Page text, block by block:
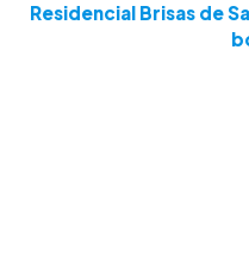
Residencial Brisas de